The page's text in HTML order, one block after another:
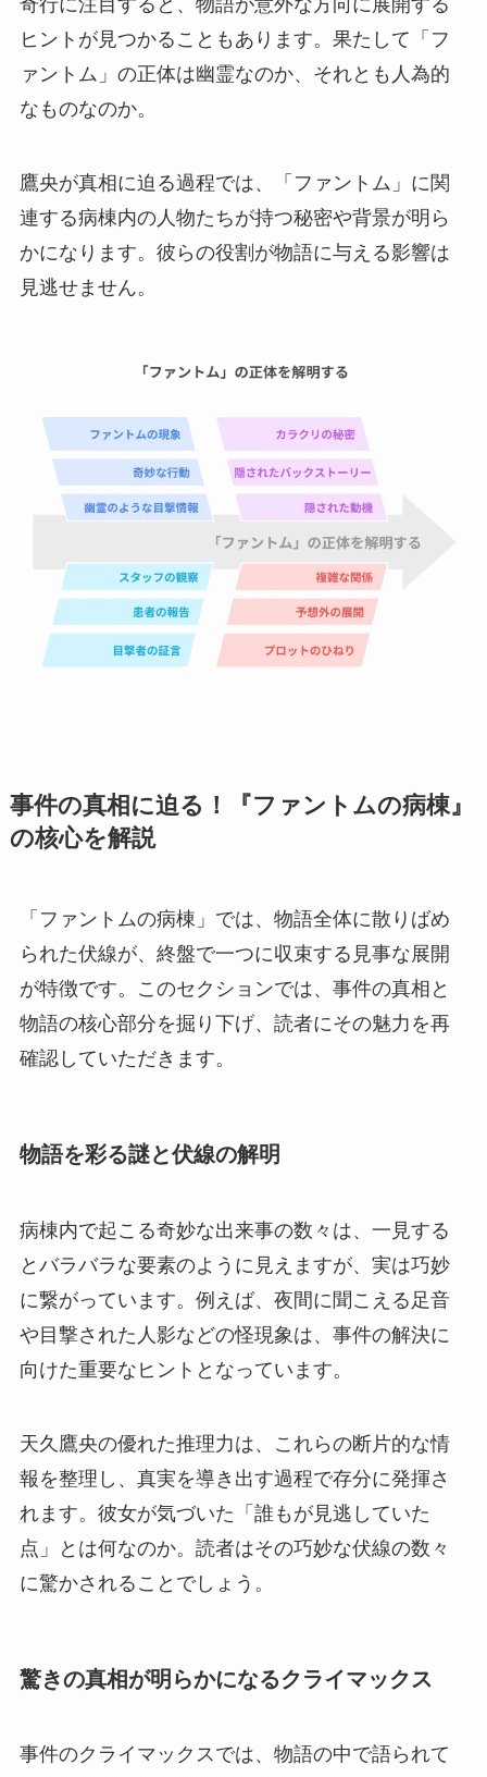
ヒントが見つかることもあります。果たして「フ
ァントム」の正体は幽霊なのか、それとも人為的
なものなのか。
鷹央が真相に迫る過程では、「ファントム」に関
連する病棟内の人物たちが持つ秘密や背景が明ら
かになります。彼らの役割が物語に与える影響は
見逃せません。
事件の真相に迫る！『ファントムの病棟』
の核心を解説
「ファントムの病棟」では、物語全体に散りばめ
られた伏線が、終盤で一つに収束する見事な展開
が特徴です。このセクションでは、事件の真相と
物語の核心部分を掘り下げ、読者にその魅力を再
確認していただきます。
物語を彩る謎と伏線の解明
病棟内で起こる奇妙な出来事の数々は、一見する
とバラバラな要素のように見えますが、実は巧妙
に繋がっています。例えば、夜間に聞こえる足音
や目撃された人影などの怪現象は、事件の解決に
向けた重要なヒントとなっています。
天久鷹央の優れた推理力は、これらの断片的な情
報を整理し、真実を導き出す過程で存分に発揮さ
れます。彼女が気づいた「誰もが見逃していた
点」とは何なのか。読者はその巧妙な伏線の数々
に驚かされることでしょう。
驚きの真相が明らかになるクライマックス
事件のクライマックスでは、物語の中で語られて